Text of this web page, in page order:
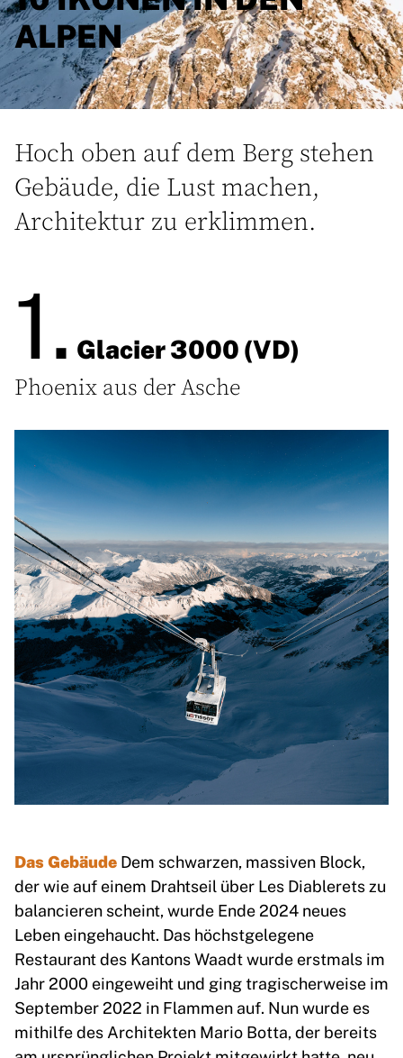
ALPEN
Hoch oben auf dem Berg stehen
Gebäude, die Lust machen,
Architektur zu erklimmen.
1. Glacier 3000 (VD)
Phoenix aus der Asche
Das Gebäude Dem schwarzen, massiven Block,
der wie auf einem Drahtseil über Les Diablerets zu
balancieren scheint, wurde Ende 2024 neues
Leben eingehaucht. Das höchstgelegene
Restaurant des Kantons Waadt wurde erstmals im
Jahr 2000 eingeweiht und ging tragischerweise im
September 2022 in Flammen auf. Nun wurde es
mithilfe des Architekten Mario Botta, der bereits